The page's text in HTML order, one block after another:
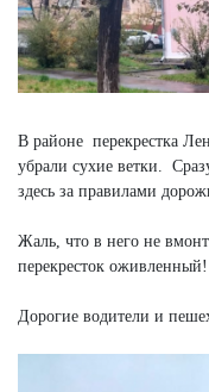
В районе перекрестка
убрали сухие ветки.
здесь за правилами
Жаль, что в него не
перекресток оживленный!
Дорогие водители и